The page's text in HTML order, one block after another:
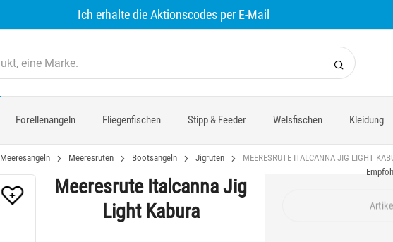
Ich erhalte die Aktionscodes per E-Mail
Forellenangeln Fliegenfischen Stipp & Feeder Welsfischen Kleidung
Meeresangeln Meeresruten Bootsangeln Jigruten MEERESRUTE ITALCANNA JIG LIGHT
Meeresrute Italcanna Jig
Light Kabura